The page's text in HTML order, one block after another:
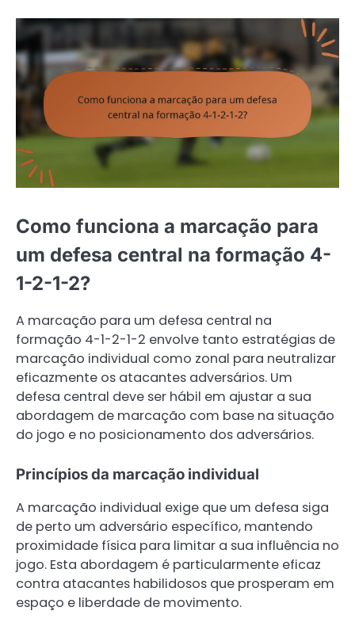
Como funciona a marcação para
um defesa central na formação 4-
1-2-1-2?
A marcação para um defesa central na
formação 4-1-2-1-2 envolve tanto estratégias de
marcação individual como zonal para neutralizar
eficazmente os atacantes adversários. Um
defesa central deve ser hábil em ajustar a sua
abordagem de marcação com base na situação
do jogo e no posicionamento dos adversários.
Princípios da marcação individual
A marcação individual exige que um defesa siga
de perto um adversário específico, mantendo
proximidade física para limitar a sua influência no
jogo. Esta abordagem é particularmente eficaz
contra atacantes habilidosos que prosperam em
espaço e liberdade de movimento.